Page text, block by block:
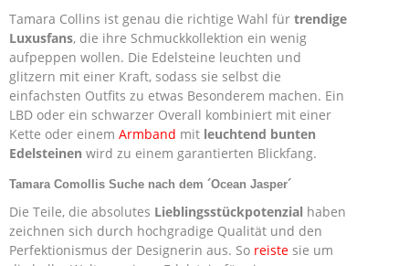
Tamara Collins ist genau die richtige Wahl für trendige
Luxusfans, die ihre Schmuckkollektion ein wenig
aufpeppen wollen. Die Edelsteine leuchten und
glitzern mit einer Kraft, sodass sie selbst die
einfachsten Outfits zu etwas Besonderem machen. Ein
LBD oder ein schwarzer Overall kombiniert mit einer
Kette oder einem Armband mit leuchtend bunten
Edelsteinen wird zu einem garantierten Blickfang.
Tamara Comollis Suche nach dem ´Ocean Jasper´
Die Teile, die absolutes Lieblingsstückpotenzial haben
zeichnen sich durch hochgradige Qualität und den
Perfektionismus der Designerin aus. So reiste sie um